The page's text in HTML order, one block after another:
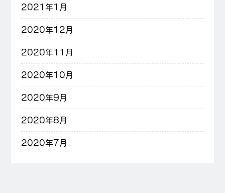
2021年1月
2020年12月
2020年11月
2020年10月
2020年9月
2020年8月
2020年7月